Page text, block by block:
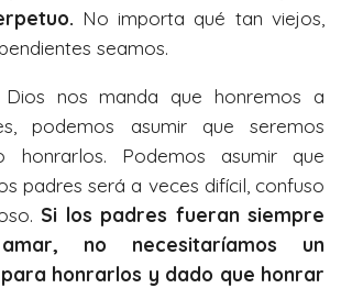
No importa qué tan viejos,
seamos.
nos manda que honremos a
podemos asumir que seremos
Podemos asumir que
padres será a veces difícil, confuso
Si los padres fueran siempre
no necesitaríamos un
honrarlos y dado que honrar